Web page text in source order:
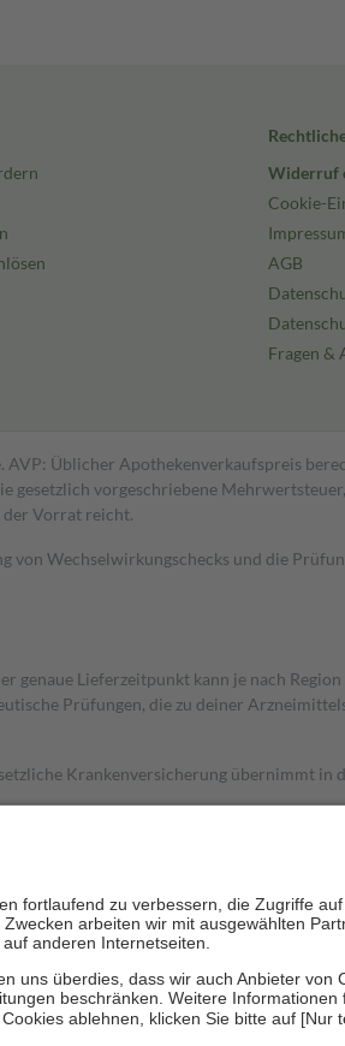
Widerruf
Cookie-
AGB
Fragen &
Üblicher Apothekenverkaufspreis
vorgeschriebene Mehrwertsteuer,
der Vorrat reicht.
Wechselwirkungschecks und die
genaue Lieferzeitpunkt kann je nach
Prüfungen, die zu deiner
Krankenversicherung übernimmt in
fallenkeine Zuzahlungenan bei: